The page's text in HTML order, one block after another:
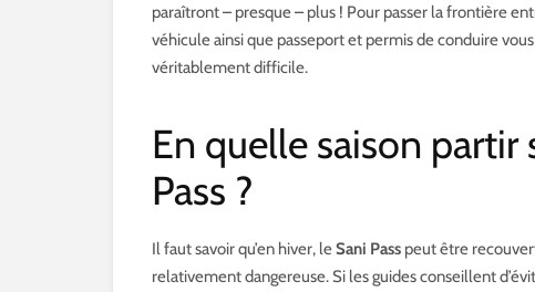
paraîtront – presque – plus ! Pour passer la frontière
véhicule ainsi que passeport et permis de conduire
véritablement difficile.
En quelle saison partir
Pass ?
Il faut savoir qu’en hiver, leSani Pass peut être
relativement dangereuse. Si les guides conseillent